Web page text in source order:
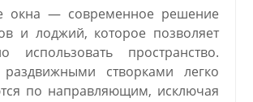
окна — современное решение
и лоджий, которое позволяет
использовать пространство.
створками легко
по направляющим, исключая